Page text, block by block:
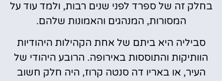
בחלק זה של ספרד לפני שנים רבות, ולמד עוד על
המסורות, המנהגים והאמונות שלהם.
סביליה היא ביתם של אחת הקהילות היהודיות
הוותיקות והתוססות באירופה. הרובע היהודי של
העיר, או באריו דה סנטה קרוז, היה חלק חשוב